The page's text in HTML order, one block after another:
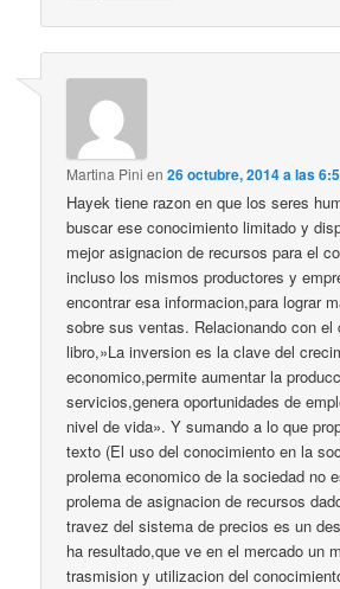
Martina Pini en26 octubre, 2014 a las
Hayek tiene razon en que los seres
buscar ese conocimiento limitado y
mejor asignacion de recursos para el
incluso los mismos productores y
encontrar esa informacion,para lograr
sobre sus ventas. Relacionando con el
libro,»La inversion es la clave del
economico,permite aumentar la
servicios,genera oportunidades de
nivel de vida». Y sumando a lo que
texto (El uso del conocimiento en la
prolema economico de la sociedad no
prolema de asignacion de recursos
travez del sistema de precios es un
ha resultado,que ve en el mercado un
trasmision y utilizacion del